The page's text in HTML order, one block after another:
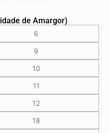
de Amargor)
6
9
10
11
12
18